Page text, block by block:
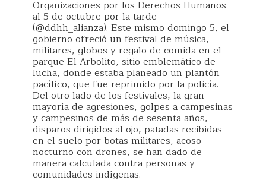
Organizaciones por los Derechos Humanos
al 5 de octubre por la tarde
(@ddhh_alianza). Este mismo domingo 5, el
gobierno ofreció un festival de música,
militares, globos y regalo de comida en el
parque El Arbolito, sitio emblemático de
lucha, donde estaba planeado un plantón
pacífico, que fue reprimido por la policía.
Del otro lado de los festivales, la gran
mayoría de agresiones, golpes a campesinas
y campesinos de más de sesenta años,
disparos dirigidos al ojo, patadas recibidas
en el suelo por botas militares, acoso
nocturno con drones, se han dado de
manera calculada contra personas y
comunidades indígenas.